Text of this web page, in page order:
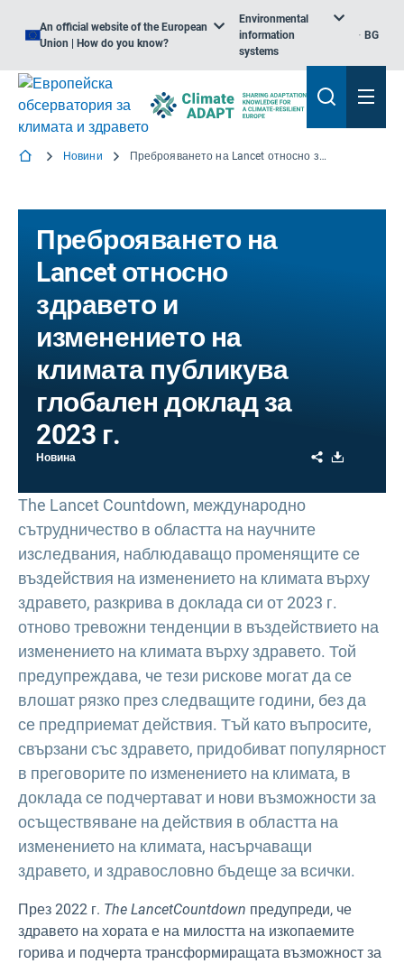
An official website of the European
Union | How do you know?
Environmental
information
systems
BG
Новини Преброяването на Lancet относно здравето и изменението на климата публикува глобален доклад за 2023 г.
Преброяването на
Lancet относно
здравето и
изменението на
климата публикува
глобален доклад за
2023 г.
Новина Share
The Lancet Countdown, международно
сътрудничество в областта на научните
изследвания, наблюдаващо променящите се
въздействия на изменението на климата върху
здравето, разкрива в доклада си от 2023 г.
отново тревожни тенденции в въздействието на
изменението на климата върху здравето. Той
предупреждава, че тези рискове могат да се
влошат рязко през следващите години, без да
се предприемат действия. Тъй като въпросите,
свързани със здравето, придобиват популярност
в преговорите по изменението на климата, в
доклада се подчертават и нови възможности за
осъществяване на действия в областта на
изменението на климата, насърчаващи
здравето, и здравословно бъдеще за всички.
През 2022 г. The LancetCountdown предупреди, че
здравето на хората е на милостта на изкопаемите
горива и подчерта трансформиращата възможност за